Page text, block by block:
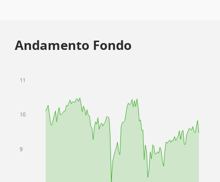
Andamento Fondo
9
10
11